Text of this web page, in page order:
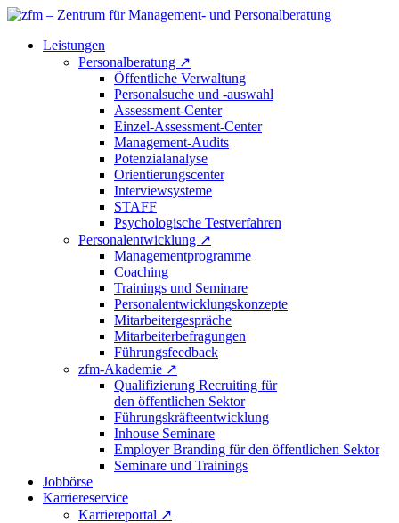
Leistungen
Personalberatung ↗
Öffentliche Verwaltung
Personalsuche und -auswahl
Assessment-Center
Einzel-Assessment-Center
Management-Audits
Potenzialanalyse
Orientierungscenter
Interviewsysteme
STAFF
Psychologische Testverfahren
Personalentwicklung ↗
Managementprogramme
Coaching
Trainings und Seminare
Personalentwicklungskonzepte
Mitarbeitergespräche
Mitarbeiterbefragungen
Führungsfeedback
zfm-Akademie ↗
Qualifizierung Recruiting für
den öffentlichen Sektor
Führungskräfteentwicklung
Inhouse Seminare
Employer Branding für den öffentlichen Sektor
Seminare und Trainings
Jobbörse
Karriereservice
Karriereportal ↗